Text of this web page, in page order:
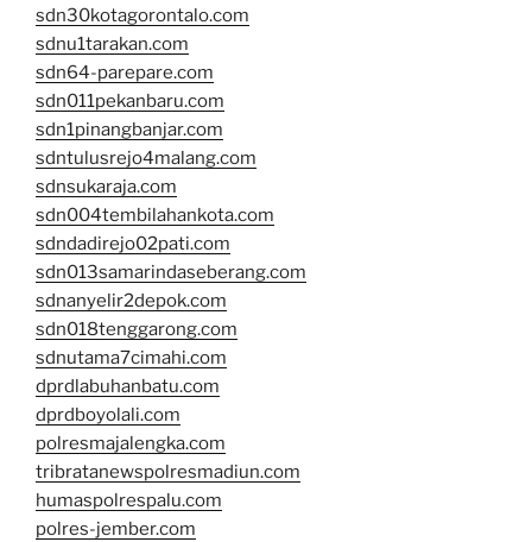
sdn30kotagorontalo.com
sdnu1tarakan.com
sdn64-parepare.com
sdn011pekanbaru.com
sdn1pinangbanjar.com
sdntulusrejo4malang.com
sdnsukaraja.com
sdn004tembilahankota.com
sdndadirejo02pati.com
sdn013samarindaseberang.com
sdnanyelir2depok.com
sdn018tenggarong.com
sdnutama7cimahi.com
dprdlabuhanbatu.com
dprdboyolali.com
polresmajalengka.com
tribratanewspolresmadiun.com
humaspolrespalu.com
polres-jember.com